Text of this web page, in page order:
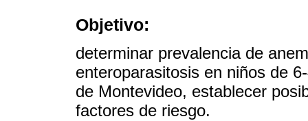
Objetivo:
determinar prevalencia de
enteroparasitosis en niños de
de Montevideo, establecer
factores de riesgo.